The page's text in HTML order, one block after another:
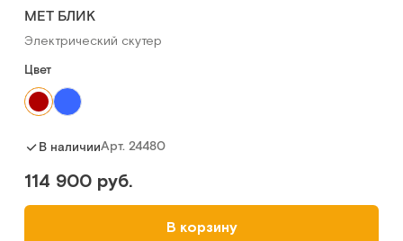
MET БЛИК
Электрический скутер
Цвет
В наличииАрт. 24480
114 900 руб.
В корзину